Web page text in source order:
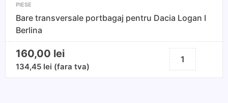
2006)
PIESE
Bare transversale portbagaj pentru Dacia Logan I
Berlina
160,00 lei
134,45 lei (fara tva)
Cantitate
Bare